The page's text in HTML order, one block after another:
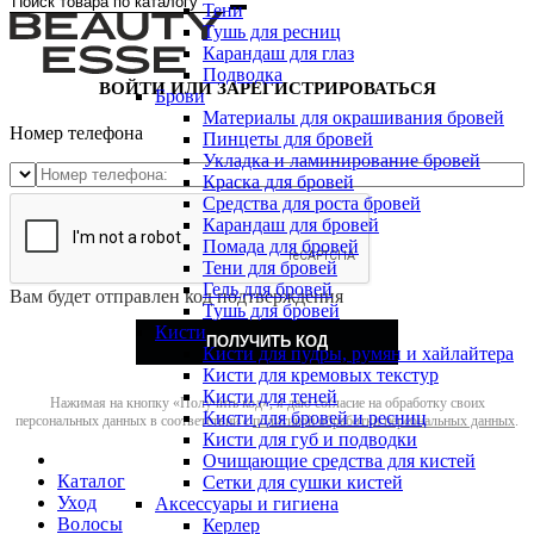
Тени
Тушь для ресниц
Карандаш для глаз
Подводка
Брови
Материалы для окрашивания бровей
Пинцеты для бровей
Укладка и ламинирование бровей
Краска для бровей
Средства для роста бровей
Карандаш для бровей
Помада для бровей
Тени для бровей
Гель для бровей
Тушь для бровей
Кисти
Кисти для пудры, румян и хайлайтера
Кисти для кремовых текстур
Кисти для теней
Кисти для бровей и ресниц
Кисти для губ и подводки
Очищающие средства для кистей
Сетки для сушки кистей
Аксессуары и гигиена
Керлер
ВОЙТИ ИЛИ ЗАРЕГИСТРИРОВАТЬСЯ
Номер телефона
Вам будет отправлен код подтверждения
ПОЛУЧИТЬ КОД
Нажимая на кнопку «Получить код», я даю согласие на обработку своих
персональных данных в соответствии сполитикой обработки персональных данных.
Каталог
Уход
Волосы